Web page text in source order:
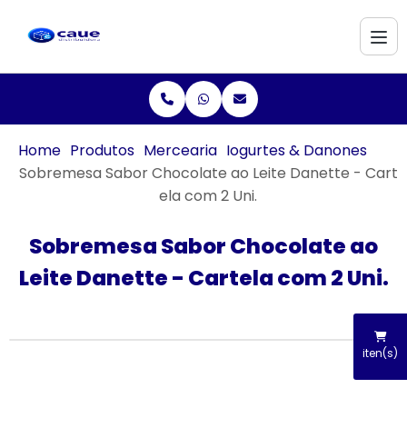
iten(s)
Home Produtos Mercearia Iogurtes & Danones
Sobremesa Sabor Chocolate ao Leite Danette - Cart
ela com 2 Uni.
Sobremesa Sabor Chocolate ao
Leite Danette - Cartela com 2 Uni.